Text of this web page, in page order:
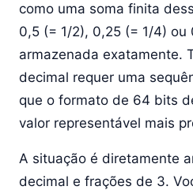
como uma soma finita
0,5 (= 1/2), 0,25 (= 1/4)
armazenada exatamente.
decimal requer uma
que o formato de 64 bits
valor representável mais
A situação é diretamente
decimal e frações de 3.